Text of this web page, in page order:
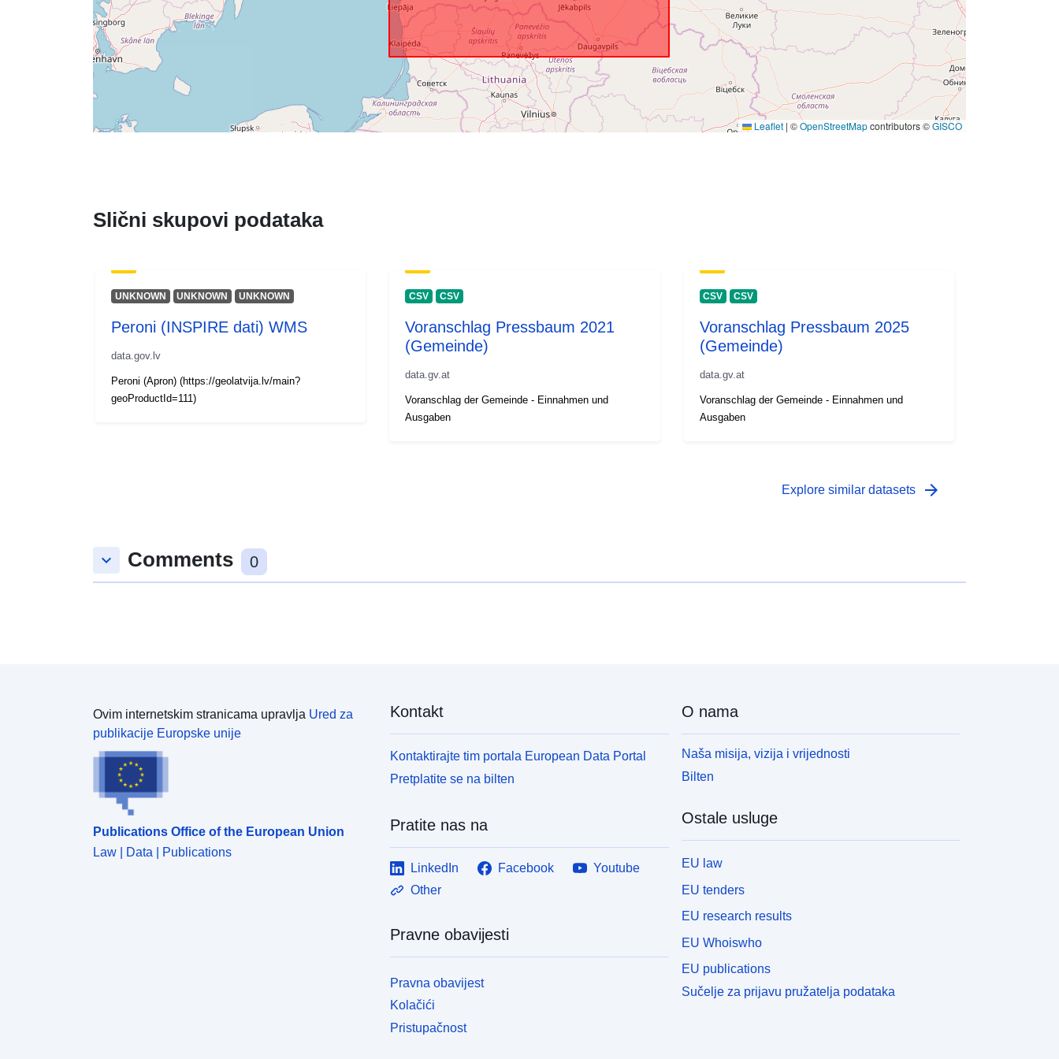
Leaflet | ©OpenStreetMapcontributors ©GISCO
Slični skupovi podataka
UNKNOWN UNKNOWN UNKNOWN
Peroni (INSPIRE dati) WMS
data.gov.lv
Peroni (Apron) (https://geolatvija.lv/main?
geoProductId=111)
CSV CSV
Voranschlag Pressbaum 2021
(Gemeinde)
data.gv.at
Voranschlag der Gemeinde - Einnahmen und
Ausgaben
CSV CSV
Voranschlag Pressbaum 2025
(Gemeinde)
data.gv.at
Voranschlag der Gemeinde - Einnahmen und
Ausgaben
Explore similar datasets arrow_forward
keyboard_arrow_down Comments 0
Ovim internetskim stranicama upravlja Ured za
publikacije Europske unije
Publications Office of the European Union
Law | Data | Publications
Kontakt
Kontaktirajte tim portala European Data Portal
Pretplatite se na bilten
Pratite nas na
LinkedIn Facebook
Youtube
Other
Pravne obavijesti
Pravna obavijest
Kolačići
Pristupačnost
O nama
Naša misija, vizija i vrijednosti
Bilten
Ostale usluge
EU law
EU tenders
EU research results
EU Whoiswho
EU publications
Sučelje za prijavu pružatelja podataka